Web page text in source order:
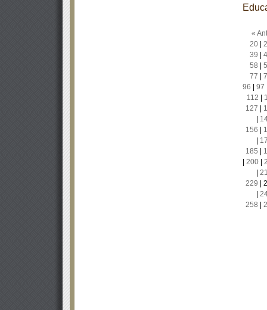
«
20|
39
58
77
96
97
112
127
156
185
200|
229
258